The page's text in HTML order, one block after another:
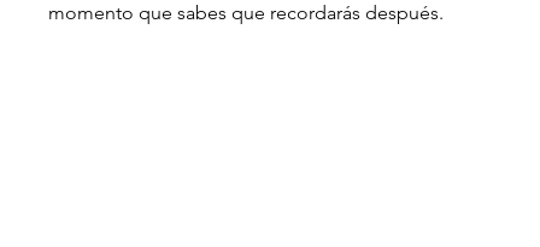
momento que sabes que recordarás después.